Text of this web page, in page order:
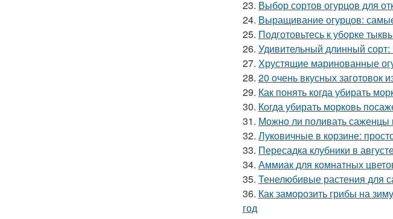
23. Выбор сортов огурцов для
24. Выращивание огурцов:
25. Подготовьтесь к уборке
26. Удивительный длинный
27. Хрустящие маринованные
28. 20 очень вкусных заготовок
29. Как понять когда убирать
30. Когда убирать морковь
31. Можно ли поливать саженцы
32. Луковичные в корзине:
33. Пересадка клубники в
34. Аммиак для комнатных
35. Тенелюбивые растения для
36. Как заморозить грибы на
год